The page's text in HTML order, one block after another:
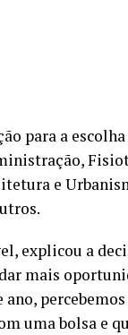
para a
e
explicou a
mais
uma bolsa e